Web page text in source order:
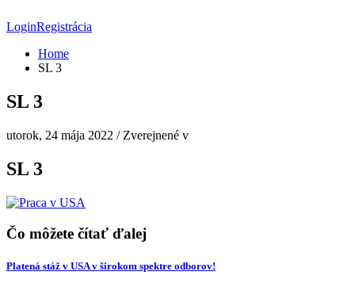
LoginRegistrácia
Home
SL 3
SL 3
utorok, 24 mája 2022 / Zverejnené v
SL 3
Čo môžete čítať ďalej
Platená stáž v USA v širokom spektre odborov!